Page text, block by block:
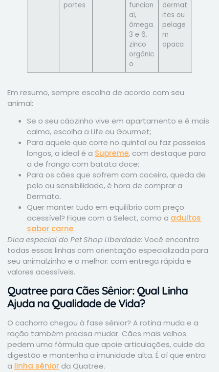
portes
funcion
al,
ômega
3 e 6,
zinco
orgânic
o
dermat
ites ou
pelage
m
opaca
Em resumo, sempre escolha de acordo com seu
animal:
Se o seu cãozinho vive em apartamento e é mais
calmo, escolha a Life ou Gourmet;
Para aquele que corre no quintal ou faz passeios
longos, a ideal é a Supreme, com destaque para
a de frango com batata doce;
Para os cães que sofrem com coceira, queda de
pelo ou sensibilidade, é hora de comprar a
Dermato.
Quer manter tudo em equilíbrio com preço
acessível? Fique com a Select, como a adultos
sabor carne.
Dica especial do Pet Shop Liberdade: Você encontra
todas essas linhas com orientação especializada para
seu animalzinho e o melhor: com entrega rápida e
valores acessíveis.
Quatree para Cães Sênior: Qual Linha
Ajuda na Qualidade de Vida?
O cachorro chegou à fase sênior? A rotina muda e a
ração também precisa mudar. Cães mais velhos
pedem uma fórmula que apoie articulações, cuide da
digestão e mantenha a imunidade alta. É aí que entra
a linha sênior da Quatree.